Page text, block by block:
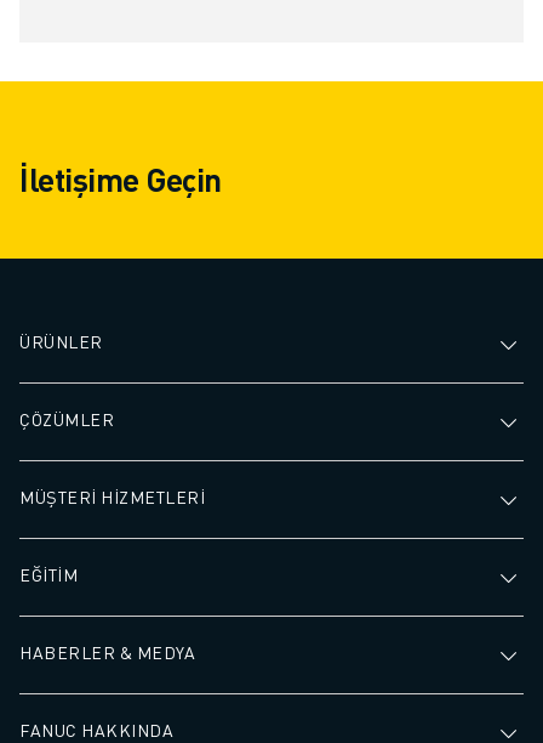
İletişime Geçin
ÜRÜNLER
ÇÖZÜMLER
MÜŞTERİ HİZMETLERİ
EĞİTİM
HABERLER & MEDYA
FANUC HAKKINDA